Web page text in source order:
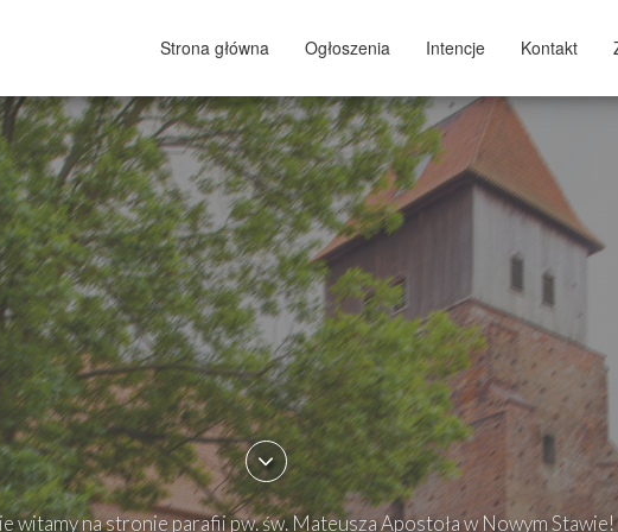
Strona główna Ogłoszenia Intencje Kontakt
witamy na stronie parafii pw. św. Mateusza Apostoła w Nowym Stawie!